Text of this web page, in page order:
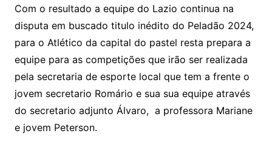
Com o resultado a equipe do Lazio continua na
disputa em buscado titulo inédito do Peladão 2024,
para o Atlético da capital do pastel resta prepara a
equipe para as competições que irão ser realizada
pela secretaria de esporte local que tem a frente o
jovem secretario Romário e sua sua equipe através
do secretario adjunto Álvaro, a professora Mariane
e jovem Peterson.